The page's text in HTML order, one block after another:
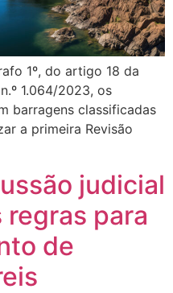
1º, do artigo 18 da
1.064/2023, os
barragens classificadas
a primeira Revisão
judicial
regras para
de